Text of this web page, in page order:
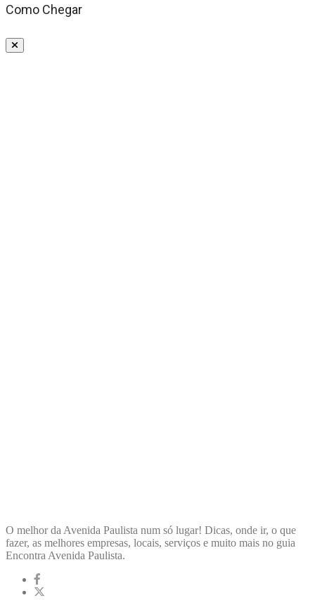
Como Chegar
O melhor da Avenida Paulista num só lugar! Dicas, onde ir, o que
fazer, as melhores empresas, locais, serviços e muito mais no guia
Encontra Avenida Paulista.